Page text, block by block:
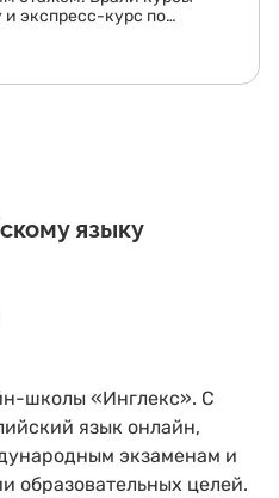
и экспресс-курс по
сдал на 89 баллов,
довольны!
языку
школы «Инглекс». С
язык онлайн,
экзаменам и
образовательных целей.